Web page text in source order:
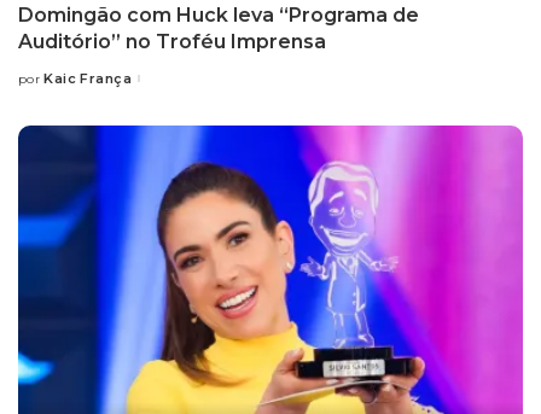
Domingão com Huck leva “Programa de
Auditório” no Troféu Imprensa
Posted
por Kaic França